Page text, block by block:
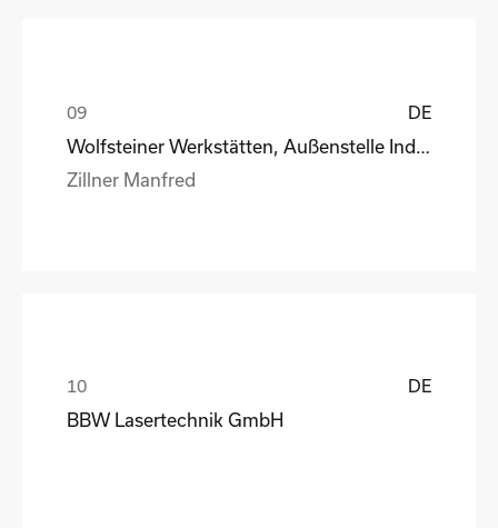
DE
Zillner Manfred
DE
BBW Lasertechnik GmbH